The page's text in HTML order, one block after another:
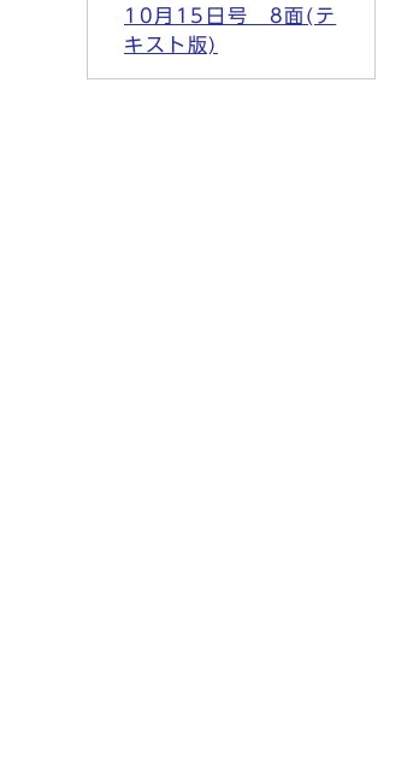
10月15日号 8面(テ
キスト版)